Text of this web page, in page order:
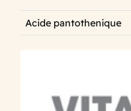
Acide pantothenique